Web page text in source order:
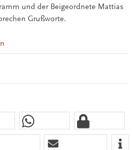
und der Beigeordnete Mattias
Grußworte.